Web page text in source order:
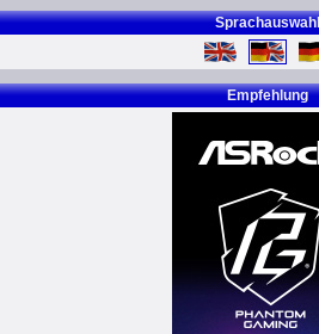
Sprachauswahl
Empfehlung